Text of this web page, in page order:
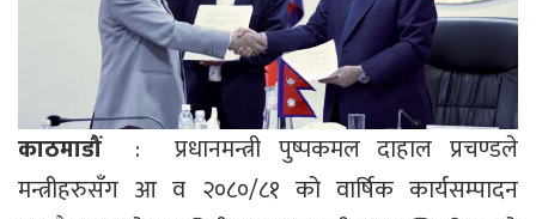
काठमाडौं: प्रधानमन्त्री पुष्पकमल दाहाल प्रचण्डले
मन्त्रीहरुसँग आ व २०८०/८१ को वार्षिक कार्यसम्पादन